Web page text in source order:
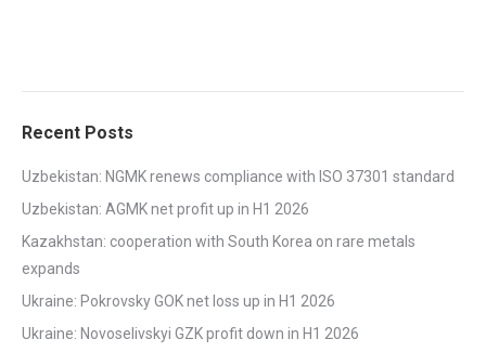
Recent Posts
Uzbekistan: NGMK renews compliance with ISO 37301 standard
Uzbekistan: AGMK net profit up in H1 2026
Kazakhstan: cooperation with South Korea on rare metals
expands
Ukraine: Pokrovsky GOK net loss up in H1 2026
Ukraine: Novoselivskyi GZK profit down in H1 2026